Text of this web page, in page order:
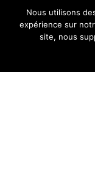
Nous utilisons
expérience sur
site, nous